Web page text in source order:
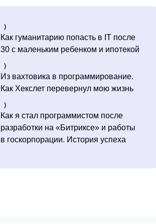
Как гуманитарию попасть в IT после
30 с маленьким ребенком и ипотекой
Из вахтовика в программирование.
Как Хекслет перевернул мою жизнь
Как я стал программистом после
разработки на «Битриксе» и работы
в госкорпорации. История успеха